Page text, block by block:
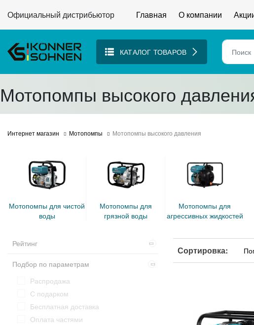
Официальный дистрибьютор Главная О компании
КАТАЛОГ ТОВАРОВ
Мотопомпы высокого
Интернет магазин Мотопомпы Мотопомпы высокого давления
мотопомпы для чистой
воды
мотопомпы для
грязной воды
мотопомпы для
агрессивных жидкостей
Рейтинг
Подбор по параметрам
Распродажа
С подарком
Бесплатная доставка
Оплата частями
Сортировка: